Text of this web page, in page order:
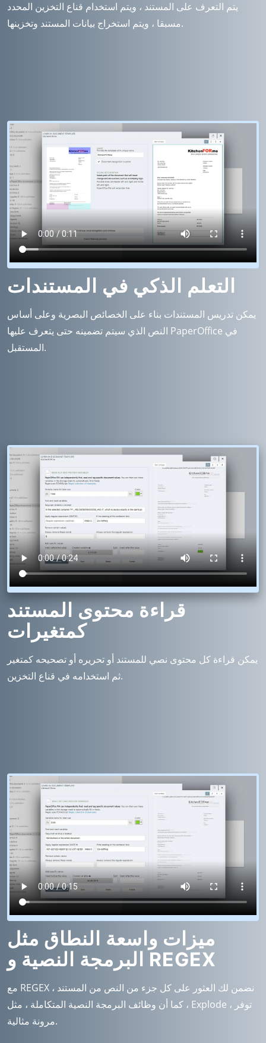
يتم التعرف على المستند ، ويتم استخدام قناع التخزين المحدد
مسبقا ، ويتم استخراج بيانات المستند وتخزينها.
التعلم الذكي في المستندات
يمكن تدريس المستندات بناء على الخصائص البصرية وعلى أساس
النص الذي سيتم تضمينه حتى يتعرف عليها PaperOffice في
المستقبل.
قراءة محتوى المستند
كمتغيرات
يمكن قراءة كل محتوى نصي للمستند أو تحريره أو تصحيحه كمتغير
ثم استخدامه في قناع التخزين.
ميزات واسعة النطاق مثل
البرمجة النصية و REGEX
مع REGEX ، نضمن لك العثور على كل جزء من النص من المستند
، كما أن وظائف البرمجة النصية المتكاملة ، مثل Explode ، توفر
مرونة مثالية.